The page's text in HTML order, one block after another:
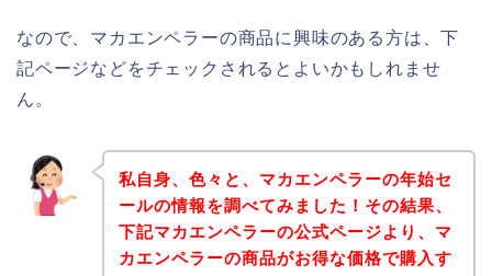
なので、マカエンペラーの商品に興味のある方は、下
記ページなどをチェックされるとよいかもしれませ
ん。
私自身、色々と、マカエンペラーの年始セ
ールの情報を調べてみました！その結果、
下記マカエンペラーの公式ページより、マ
カエンペラーの商品がお得な価格で購入す